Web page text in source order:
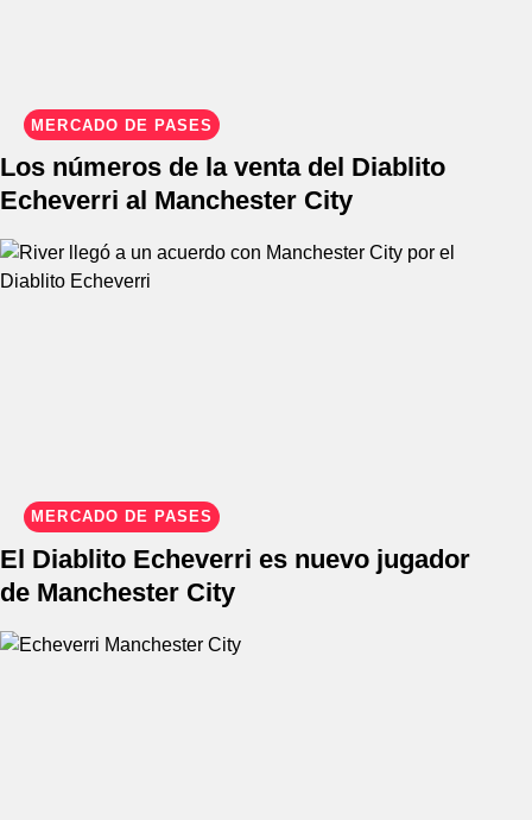
MERCADO DE PASES
Los números de la venta del Diablito
Echeverri al Manchester City
MERCADO DE PASES
El Diablito Echeverri es nuevo jugador
de Manchester City